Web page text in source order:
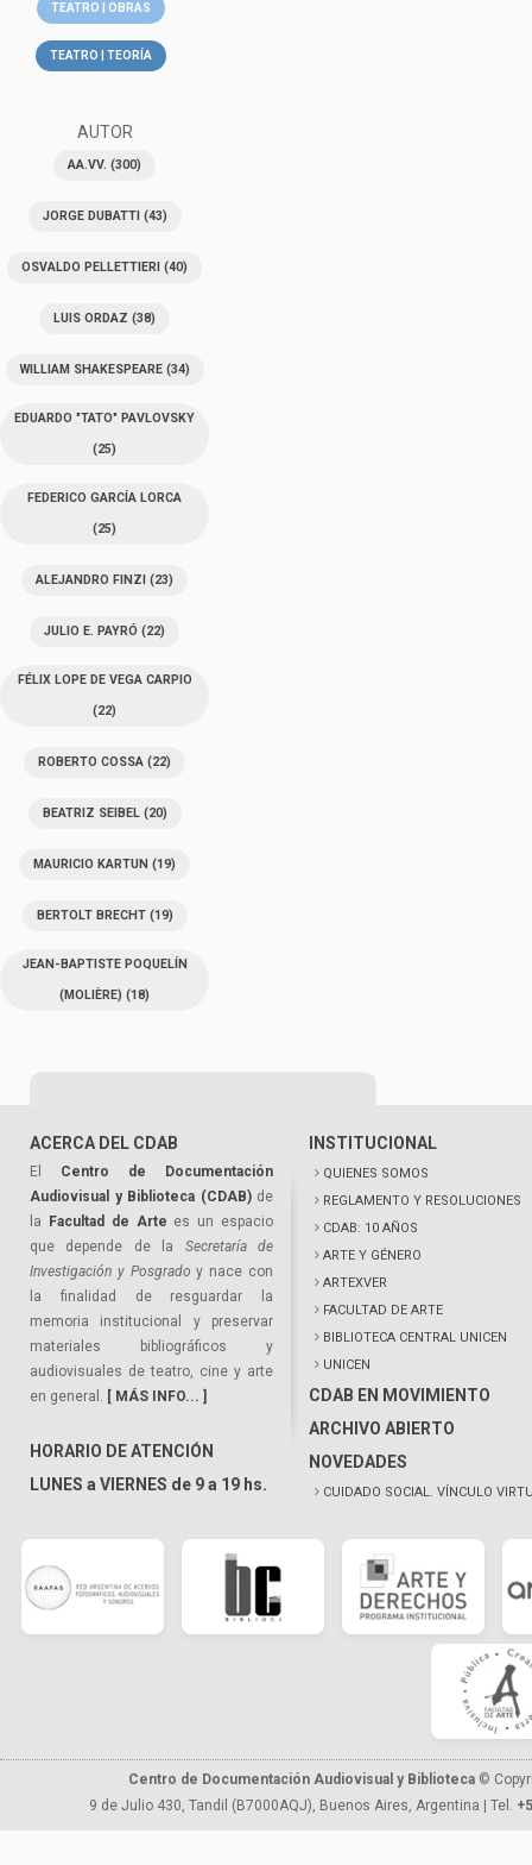
TEATRO | OBRAS
TEATRO | TEORÍA
AUTOR
AA.VV. (300)
JORGE DUBATTI(43)
OSVALDO PELLETTIERI (40)
LUIS ORDAZ (38)
WILLIAM SHAKESPEARE(34)
EDUARDO "TATO" PAVLOVSKY
(25)
FEDERICO GARCÍA LORCA
(25)
ALEJANDRO FINZI (23)
JULIO E. PAYRÓ (22)
FÉLIX LOPE DE VEGA CARPIO
(22)
ROBERTO COSSA (22)
BEATRIZ SEIBEL(20)
MAURICIO KARTUN (19)
BERTOLT BRECHT(19)
JEAN-BAPTISTE POQUELÍN
(MOLIÈRE) (18)
ACERCA DEL CDAB
El Centro de Documentación
Audiovisual y Biblioteca (CDAB)de
la
Facultad de Arte es un espacio
que depende de la Secretaría de
Investigación y Posgrado y nace con
la finalidad de resguardar la
memoria institucional y preservar
materiales bibliográficos y
audiovisuales de teatro, cine y arte
en general. [ MÁS INFO... ]
HORARIO DE ATENCIÓN
LUNES a VIERNES de 9 a 19 hs.
INSTITUCIONAL
QUIENES SOMOS
REGLAMENTO Y RESOLUCIONES
CDAB: 10 AÑOS
ARTE Y GÉNERO
ARTEXVER
FACULTAD DE ARTE
BIBLIOTECA CENTRAL UNICEN
UNICEN
CDAB EN MOVIMIENTO
ARCHIVO ABIERTO
NOVEDADES
CUIDADO SOCIAL. VÍNCULO
Centro de Documentación Audiovisual y Biblioteca ©
9 de Julio 430, Tandil (B7000AQJ), Buenos Aires, Argentina | Tel.